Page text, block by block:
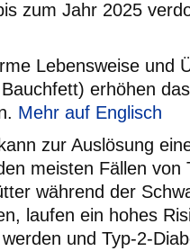
zum Jahr 2025
Lebensweise und
erhöhen
Mehr auf Englisch
zur Auslösung
meisten Fällen von
während der
laufen ein hohes
und Typ-2-